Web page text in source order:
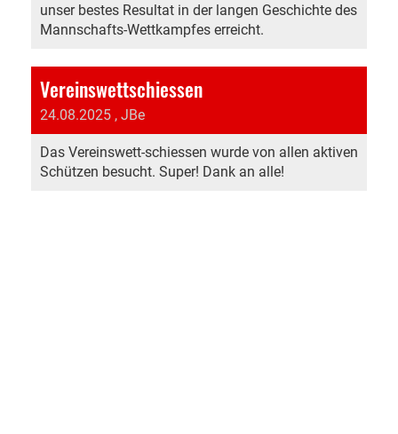
unser bestes Resultat in der langen Geschichte des
Mannschafts-Wettkampfes erreicht.
Vereinswettschiessen
24.08.2025 , JBe
Das Vereinswett-schiessen wurde von allen aktiven
Schützen besucht. Super! Dank an alle!